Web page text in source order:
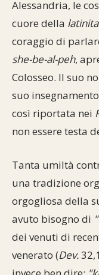
Alessandria, le
cuore della
coraggio di
she-be-al-peh,
Colosseo. Il suo
suo
così riportata nei
non essere testa
Tanta umiltà
una tradizione
orgogliosa della
avuto bisogno di
dei venuti di
venerato (Dev.